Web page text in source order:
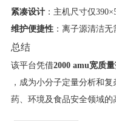
​紧凑设计​：主机尺寸仅
​维护便捷性​：离子源清洁无
总结
该平台凭借​​2000 amu宽质量
，成为小分子定量分析和
药、环境及食品安全领域的